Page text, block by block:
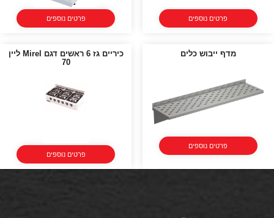
פרטים נוספים פרטים נוספים
מדף ייבוש כלים
פרטים נוספים
כיריים גז 6 ראשים דגם Mirel ליין
70
פרטים נוספים